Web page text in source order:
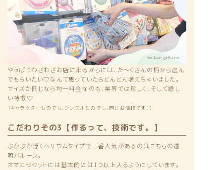
やっぱりわざわざお店に来るからには、た〜くさんの柄から選ん
でもらいたい♡なんて思っていたらどんどん増えちゃいました。
サイズが同じなら均一料金なのも、業界では珍しく、そして嬉し
い特徴♡
（キャラクターものでも、シンプルなのでも、同じお値段です！）
こだわりその3【作るって、技術です。】
ぷかぷか浮くヘリウムタイプで一番人気があるのはこちらの透
明バルーン。
オマカセセットには基本的には1つ以上入るようにしています。